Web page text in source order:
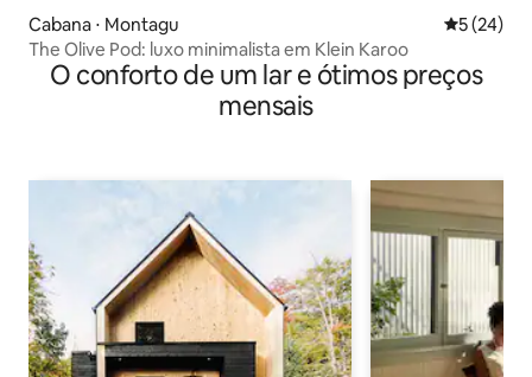
Cabana ⋅ Montagu 5 de uma
5 (24)
The Olive Pod: luxo minimalista em Klein Karoo
O conforto de um lar e ótimos preços
mensais